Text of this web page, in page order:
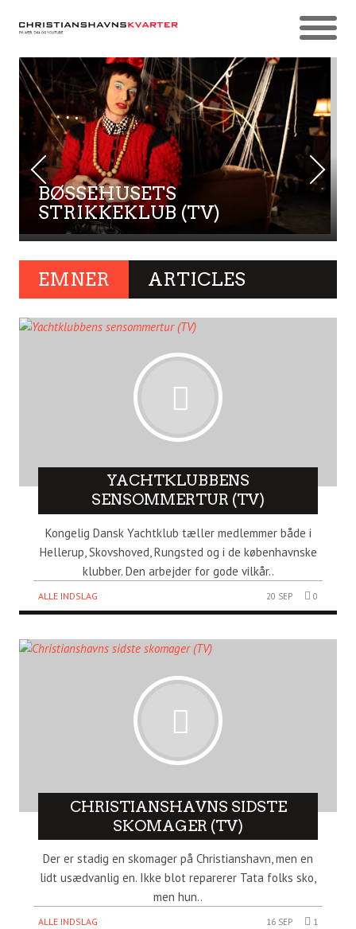
BØSSEHUSETS
STRIKKEKLUB (TV)
EMNER ARTICLES
YACHTKLUBBENS
SENSOMMERTUR (TV)
Kongelig Dansk Yachtklub tæller medlemmer både i
Hellerup, Skovshoved, Rungsted og i de københavnske
klubber. Den arbejder for gode vilkår..
ALLE INDSLAG 20 SEP 0
CHRISTIANSHAVNS SIDSTE
SKOMAGER (TV)
Der er stadig en skomager på Christianshavn, men en
lidt usædvanlig en. Ikke blot reparerer Tata folks sko,
men hun..
ALLE INDSLAG 16 SEP 1